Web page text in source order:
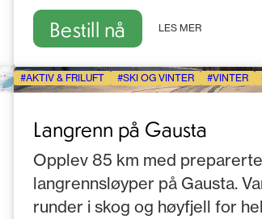
Bestill nå LES MER
AKTIV & FRILUFT SKI OG VINTER VINTER
Langrenn på Gausta
Opplev 85 km med preparerte
langrennsløyper på Gausta.
runder i skog og høyfjell for